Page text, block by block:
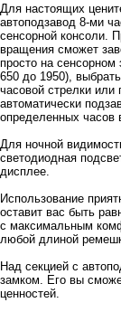
Для настоящих
автоподзавод 8-ми
сенсорной консоли.
вращения сможет
просто на сенсорном
650 до 1950),
часовой стрелки
автоматически
определенных часов
Для ночной
светодиодная
дисплее.
Использование
оставит вас быть
с максимальным
любой длиной
Над секцией с
замком. Его вы
ценностей.